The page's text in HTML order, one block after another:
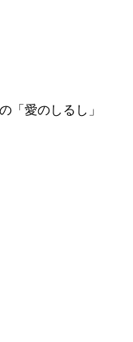
「愛のしるし」